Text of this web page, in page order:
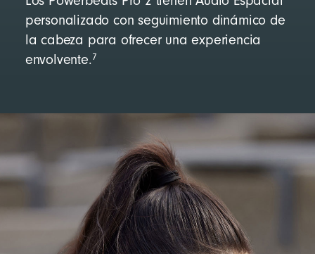
personalizado con seguimiento dinámico de
la cabeza para ofrecer una experiencia
envolvente.7